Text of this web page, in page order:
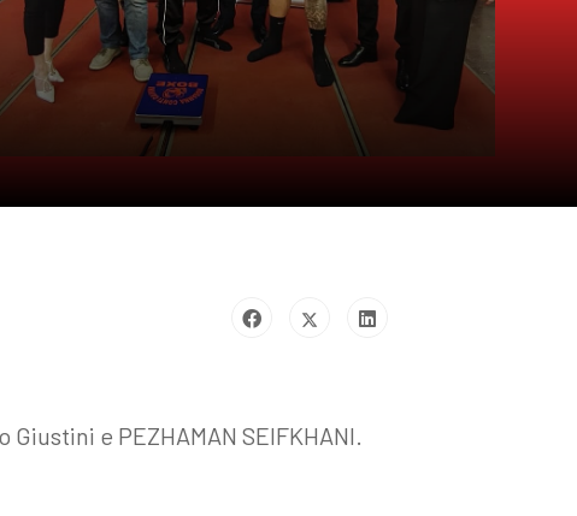
e PEZHAMAN SEIFKHANI.